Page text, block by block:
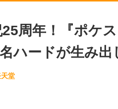
25周年！『ポケ
ハードが生み出
堂